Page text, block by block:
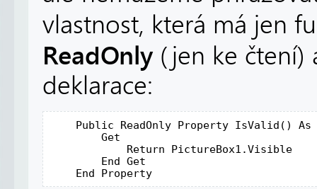
vlastnost, která má jen
ReadOnly (jen ke čtení)
deklarace:
Public ReadOnly Property IsValid() As
        Get
Return PictureBox1.Visible
End Get
End